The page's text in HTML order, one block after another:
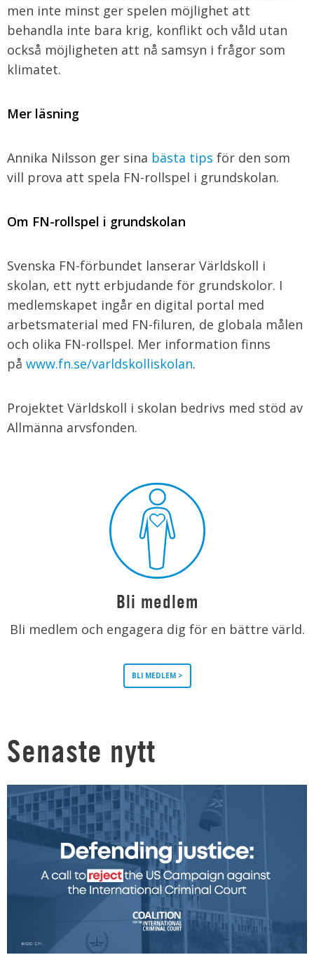
men inte minst ger spelen möjlighet att
behandla inte bara krig, konflikt och våld utan
också möjligheten att nå samsyn i frågor som
klimatet.
Mer läsning
Annika Nilsson ger sina bästa tips för den som
vill prova att spela FN-rollspel i grundskolan.
Om FN-rollspel i grundskolan
Svenska FN-förbundet lanserar Världskoll i
skolan, ett nytt erbjudande för grundskolor. I
medlemskapet ingår en digital portal med
arbetsmaterial med FN-filuren, de globala målen
och olika FN-rollspel. Mer information finns
på www.fn.se/varldskolliskolan.
Projektet Världskoll i skolan bedrivs med stöd av
Allmänna arvsfonden.
Bli medlem
Bli medlem och engagera dig för en bättre värld.
BLI MEDLEM >
Senaste nytt